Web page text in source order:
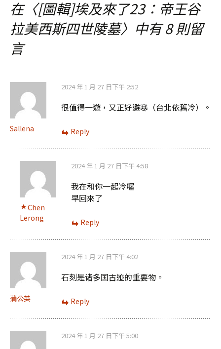
導
在〈[圖輯]埃及來了23：帝王谷
拉美西斯四世陵墓〉中有 8 則留
言
Sallena
2024 年 1 月 27 日下午 2:52
很值得一遊，又正好避寒（台北依舊冷）。
Reply
Chen
Lerong
2024 年 1 月 27 日下午 4:58
我在和你一起冷喔
早回來了
Reply
蒲公英
2024 年 1 月 27 日下午 4:02
石刻是诸多国古迹的重要物。
Reply
2024 年 1 月 27 日下午 5:00